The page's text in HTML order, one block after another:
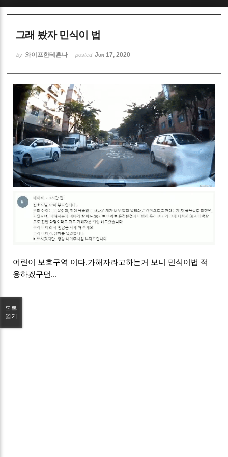
그래 봤자 민식이 법
by 와이프한테혼나 posted Jun 17, 2020
어린이 보호구역 이다.가해자라고하는거 보니 민식이법 적
용하겠구먼...
목록
열기
Sketchbook5, 스케치북5
Sketchbook5, 스케치북5